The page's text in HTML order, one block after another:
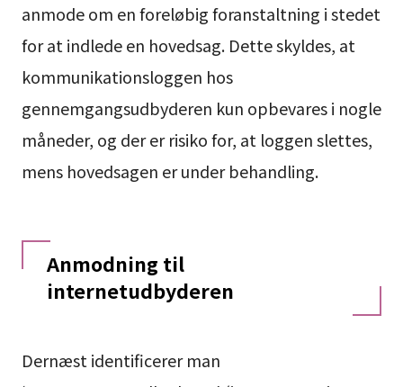
anmode om en foreløbig foranstaltning i stedet
for at indlede en hovedsag. Dette skyldes, at
kommunikationsloggen hos
gennemgangsudbyderen kun opbevares i nogle
måneder, og der er risiko for, at loggen slettes,
mens hovedsagen er under behandling.
Anmodning til
internetudbyderen
Dernæst identificerer man